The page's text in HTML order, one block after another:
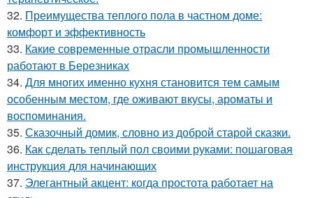
32. Преимущества теплого пола в частном доме:
комфорт и эффективность
33. Какие современные отрасли промышленности
работают в Березниках
34. Для многих именно кухня становится тем самым
особенным местом, где оживают вкусы, ароматы и
воспоминания.
35. Сказочный домик, словно из доброй старой сказки.
36. Как сделать теплый пол своими руками: пошаговая
инструкция для начинающих
37. Элегантный акцент: когда простота работает на